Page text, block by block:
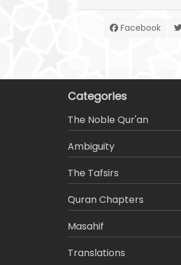
Facebook
Categories
The Noble Qur'an
Ambiguity
The Tafsirs
َQuran Chapters
Masahif
Translations